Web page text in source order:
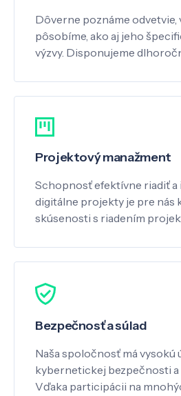
Dôverne poznáme odvetvie,
pôsobíme, ako aj jeho
výzvy. Disponujeme
Projektový manažment
Schopnosť efektívne riadiť
digitálne projekty je pre nás
skúsenosti s riadením
Bezpečnosť a súlad
Naša spoločnosť má vysokú
kybernetickej bezpečnosti a
Vďaka participácii na